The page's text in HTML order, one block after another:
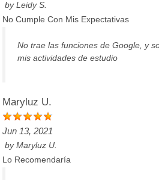
byLeidy S.
No Cumple Con Mis Expectativas
No trae las funciones de Google, y
mis actividades de estudio
Maryluz U.
Jun 13, 2021
byMaryluz U.
Lo Recomendaría